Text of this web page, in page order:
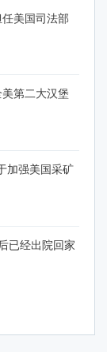
美国司法部
第二大汉堡
加强美国采矿
已经出院回家